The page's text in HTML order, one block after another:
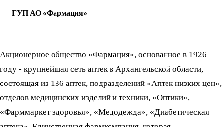
ГУП АО «Фармация»
Акционерное общество «Фармация», основанное в 1926
году - крупнейшая сеть аптек в Архангельской области,
состоящая из 136 аптек, подразделений «Аптек низких цен»,
отделов медицинских изделий и техники, «Оптики»,
«Фарммаркет здоровья», «Медодежда», «Диабетическая